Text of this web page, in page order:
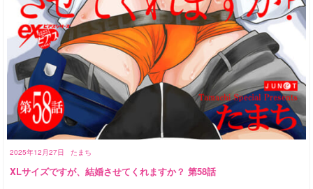
2025年12月27日 たまち
XLサイズですが、結婚させてくれますか？ 第58話